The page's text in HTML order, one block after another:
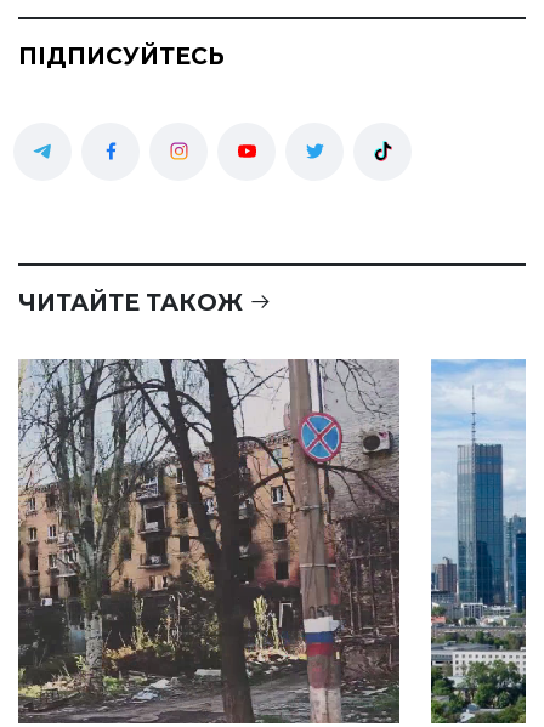
ПІДПИСУЙТЕСЬ
ЧИТАЙТЕ ТАКОЖ